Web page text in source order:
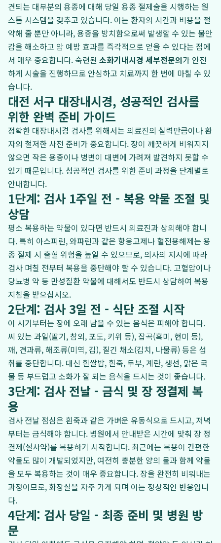
견되는 대부분의 용종에 대해 당일 용종 절제술을 시행하는 원
스톱 시스템을 갖추고 있습니다. 이는 환자의 시간과 비용을 절
약해 줄 뿐만 아니라, 용종을 방치함으로써 발생할 수 있는 불안
감을 해소하고 암 예방 효과를 즉각적으로 얻을 수 있다는 점에
서 매우 중요합니다. 숙련된 소화기내시경 세부전문의가 안전
하게 시술을 진행하므로 안심하고 치료까지 한 번에 마칠 수 있
습니다.
대전 서구 대장내시경, 성공적인 검사를
위한 완벽 준비 가이드
정확한 대장내시경 검사를 위해서는 의료진의 실력만큼이나 환
자의 철저한 사전 준비가 중요합니다. 장이 깨끗하게 비워지지
않으면 작은 용종이나 병변이 대변에 가려져 발견하지 못할 수
있기 때문입니다. 성공적인 검사를 위한 준비 과정을 단계별로
안내합니다.
1단계: 검사 1주일 전 - 복용 약물 조절 및
상담
평소 복용하는 약물이 있다면 반드시 의료진과 상의해야 합니
다. 특히 아스피린, 와파린과 같은 항응고제나 혈전용해제는 용
종 절제 시 출혈 위험을 높일 수 있으므로, 의사의 지시에 따라
검사 며칠 전부터 복용을 중단해야 할 수 있습니다. 고혈압이나
당뇨병 약 등 만성질환 약물에 대해서도 반드시 상담하여 복용
지침을 받으십시오.
2단계: 검사 3일 전 - 식단 조절 시작
이 시기부터는 장에 오래 남을 수 있는 음식은 피해야 합니다.
씨 있는 과일(딸기, 참외, 포도, 키위 등), 잡곡(흑미, 현미 등),
깨, 견과류, 해조류(미역, 김), 질긴 채소(김치, 나물류) 등은 섭
취를 중단합니다. 대신 흰쌀밥, 흰죽, 두부, 계란, 생선, 맑은 국
물 등 부드럽고 소화가 잘 되는 음식을 드시는 것이 좋습니다.
3단계: 검사 전날 - 금식 및 장 정결제 복
용
검사 전날 점심은 흰죽과 같은 가벼운 유동식으로 드시고, 저녁
부터는 금식해야 합니다. 병원에서 안내받은 시간에 맞춰 장 정
결제(설사약)를 복용하기 시작합니다. 최근에는 복용이 간편한
약물도 많이 개발되었지만, 여전히 충분한 양의 물과 함께 약물
을 모두 복용하는 것이 매우 중요합니다. 장을 완전히 비워내는
과정이므로, 화장실을 자주 가게 되며 이는 정상적인 반응입니
다.
4단계: 검사 당일 - 최종 준비 및 병원 방
문